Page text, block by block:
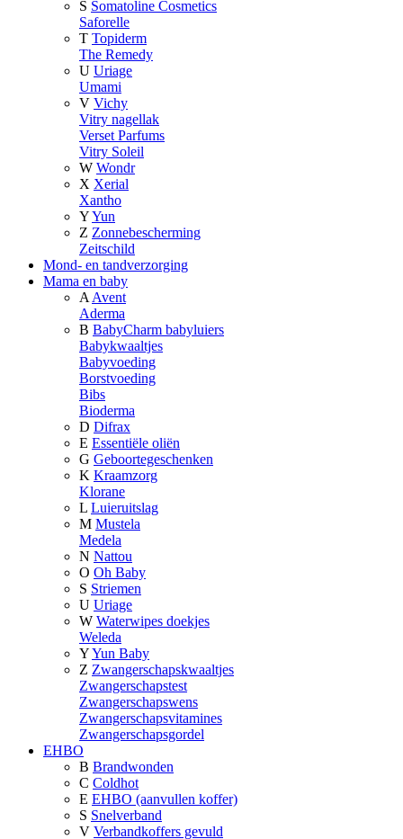
S Somatoline Cosmetics
Saforelle
T Topiderm
The Remedy
U Uriage
Umami
V Vichy
Vitry nagellak
Verset Parfums
Vitry Soleil
W Wondr
X Xerial
Xantho
YYun
Z Zonnebescherming
Zeitschild
Mond- en tandverzorging
Mama en baby
A Avent
Aderma
B BabyCharm babyluiers
Babykwaaltjes
Babyvoeding
Borstvoeding
Bibs
Bioderma
D Difrax
E Essentiële oliën
G Geboortegeschenken
K Kraamzorg
Klorane
L Luieruitslag
M Mustela
Medela
N Nattou
O Oh Baby
S Striemen
U Uriage
W Waterwipes doekjes
Weleda
YYun Baby
Z Zwangerschapskwaaltjes
Zwangerschapstest
Zwangerschapswens
Zwangerschapsvitamines
Zwangerschapsgordel
EHBO
B Brandwonden
C Coldhot
E EHBO (aanvullen koffer)
S Snelverband
V Verbandkoffers gevuld